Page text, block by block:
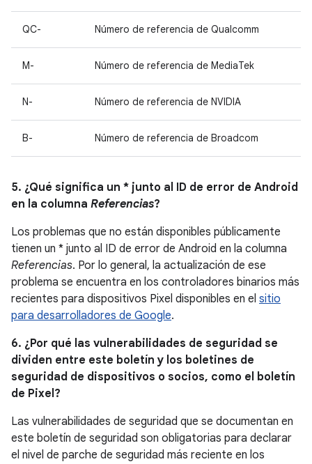
QC- Número de referencia de Qualcomm
M- Número de referencia de MediaTek
N- Número de referencia de NVIDIA
B- Número de referencia de Broadcom
5. ¿Qué significa un * junto al ID de error de Android
en la columna Referencias?
Los problemas que no están disponibles públicamente
tienen un * junto al ID de error de Android en la columna
Referencias. Por lo general, la actualización de ese
problema se encuentra en los controladores binarios más
recientes para dispositivos Pixel disponibles en el sitio
para desarrolladores de Google.
6. ¿Por qué las vulnerabilidades de seguridad se
dividen entre este boletín y los boletines de
seguridad de dispositivos o socios, como el boletín
de Pixel?
Las vulnerabilidades de seguridad que se documentan en
este boletín de seguridad son obligatorias para declarar
el nivel de parche de seguridad más reciente en los